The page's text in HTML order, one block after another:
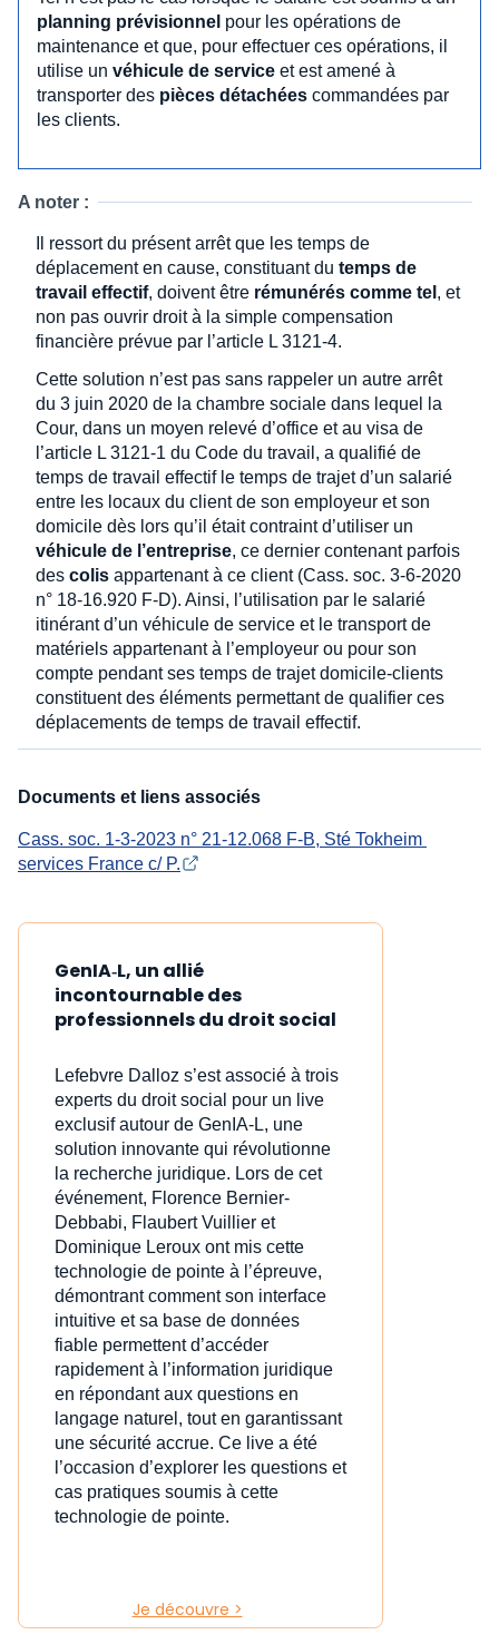
planning prévisionnel pour les opérations de
maintenance et que, pour effectuer ces opérations, il
utilise un véhicule de service et est amené à
transporter des pièces détachées commandées par
les clients.
A noter :
Il ressort du présent arrêt que les temps de
déplacement en cause, constituant du temps de
travail effectif, doivent être rémunérés comme tel , et
non pas ouvrir droit à la simple compensation
financière prévue par l’article L 3121-4.
Cette solution n’est pas sans rappeler un autre arrêt
du 3 juin 2020 de la chambre sociale dans lequel la
Cour, dans un moyen relevé d’office et au visa de
l’article L 3121-1 du Code du travail, a qualifié de
temps de travail effectif le temps de trajet d’un salarié
entre les locaux du client de son employeur et son
domicile dès lors qu’il était contraint d’utiliser un
véhicule de l’entreprise, ce dernier contenant parfois
des colis appartenant à ce client (Cass. soc. 3-6-2020
n° 18-16.920 F-D). Ainsi, l’utilisation par le salarié
itinérant d’un véhicule de service et le transport de
matériels appartenant à l’employeur ou pour son
compte pendant ses temps de trajet domicile-clients
constituent des éléments permettant de qualifier ces
déplacements de temps de travail effectif.
Documents et liens associés
Cass. soc. 1-3-2023 n° 21-12.068 F-B, Sté Tokheim
services France c/ P.
GenIA‑L, un allié
incontournable des
professionnels du droit social
Lefebvre Dalloz s’est associé à trois
experts du droit social pour un live
exclusif autour de GenIA‑L, une
solution innovante qui révolutionne
la recherche juridique. Lors de cet
événement, Florence Bernier-
Debbabi, Flaubert Vuillier et
Dominique Leroux ont mis cette
technologie de pointe à l’épreuve,
démontrant comment son interface
intuitive et sa base de données
fiable permettent d’accéder
rapidement à l’information juridique
en répondant aux questions en
langage naturel, tout en garantissant
une sécurité accrue. Ce live a été
l’occasion d’explorer les questions et
cas pratiques soumis à cette
technologie de pointe.
Je découvre >